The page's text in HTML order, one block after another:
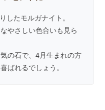
したモルガナイト。
やさしい色合いも見ら
の石で、4月生まれの方
ばれるでしょう。